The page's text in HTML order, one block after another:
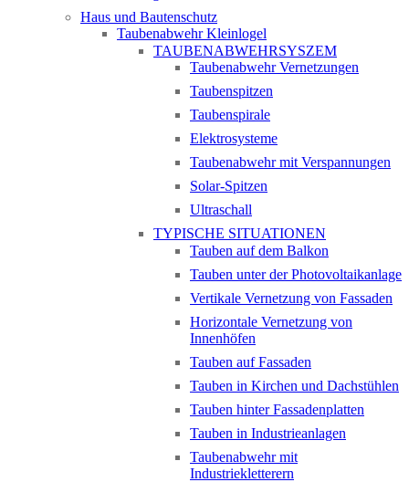
Haus und Bautenschutz
Taubenabwehr Kleinlogel
TAUBENABWEHRSYSZEM
Taubenabwehr Vernetzungen
Taubenspitzen
Taubenspirale
Elektrosysteme
Taubenabwehr mit Verspannungen
Solar-Spitzen
Ultraschall
TYPISCHE SITUATIONEN
Tauben auf dem Balkon
Tauben unter der Photovoltaikanlage
Vertikale Vernetzung von Fassaden
Horizontale Vernetzung von
Innenhöfen
Tauben auf Fassaden
Tauben in Kirchen und Dachstühlen
Tauben hinter Fassadenplatten
Tauben in Industrieanlagen
Taubenabwehr mit
Industriekletterern